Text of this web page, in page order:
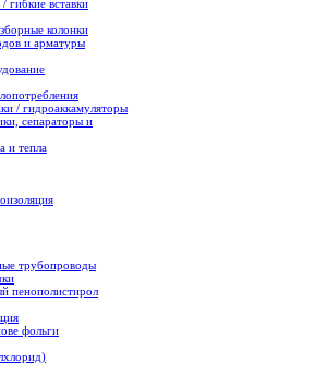
гибкие вставки
колонки
и арматуры
/ гидроаккамуляторы
сепараторы и
и тепла
трубопроводы
пенополистирол
фольги